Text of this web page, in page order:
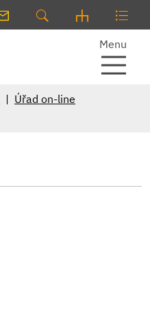
Menu
Úřad on-line